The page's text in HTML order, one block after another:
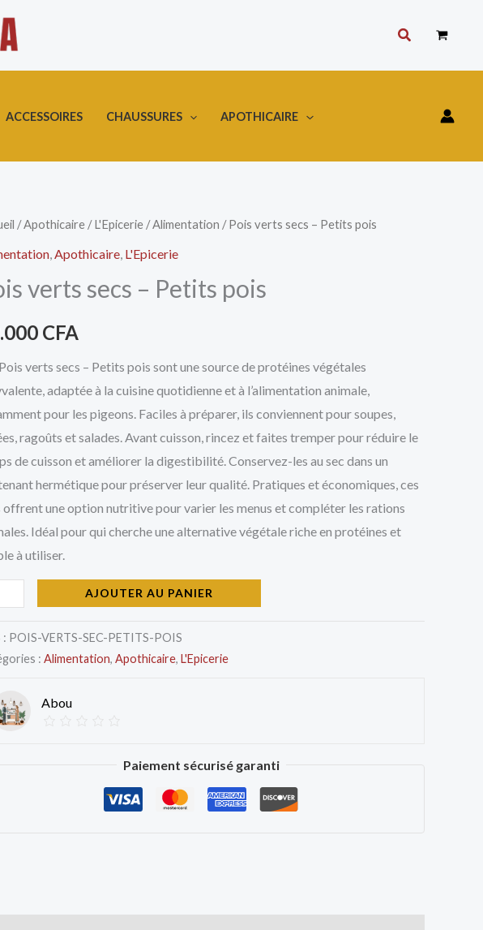
Rechercher
ACCESSOIRES CHAUSSURES APOTHICAIRE
/Apothicaire /L'Epicerie /Alimentation / Pois verts secs – Petits pois
Apothicaire L'Epicerie
verts secs – Petits pois
CFA
verts secs – Petits pois sont une source de protéines végétales
adaptée à la cuisine quotidienne et à l’alimentation animale,
pour les pigeons. Faciles à préparer, ils conviennent pour soupes,
ragoûts et salades. Avant cuisson, rincez et faites tremper pour réduire le
de cuisson et améliorer la digestibilité. Conservez-les au sec dans un
hermétique pour préserver leur qualité. Pratiques et économiques, ces
offrent une option nutritive pour varier les menus et compléter les rations
Idéal pour qui cherche une alternative végétale riche en protéines et
à utiliser.
AJOUTER AU PANIER
: POIS-VERTS-SEC-PETITS-POIS
: Alimentation, Apothicaire, L'Epicerie
Abou
Paiement sécurisé garanti